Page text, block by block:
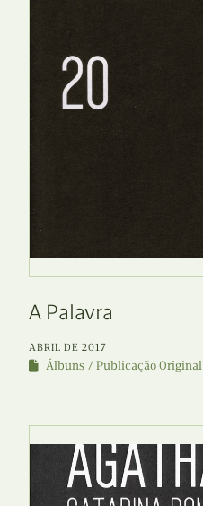
A Palavra
ABRIL DE 2017
Álbuns Publicação Original